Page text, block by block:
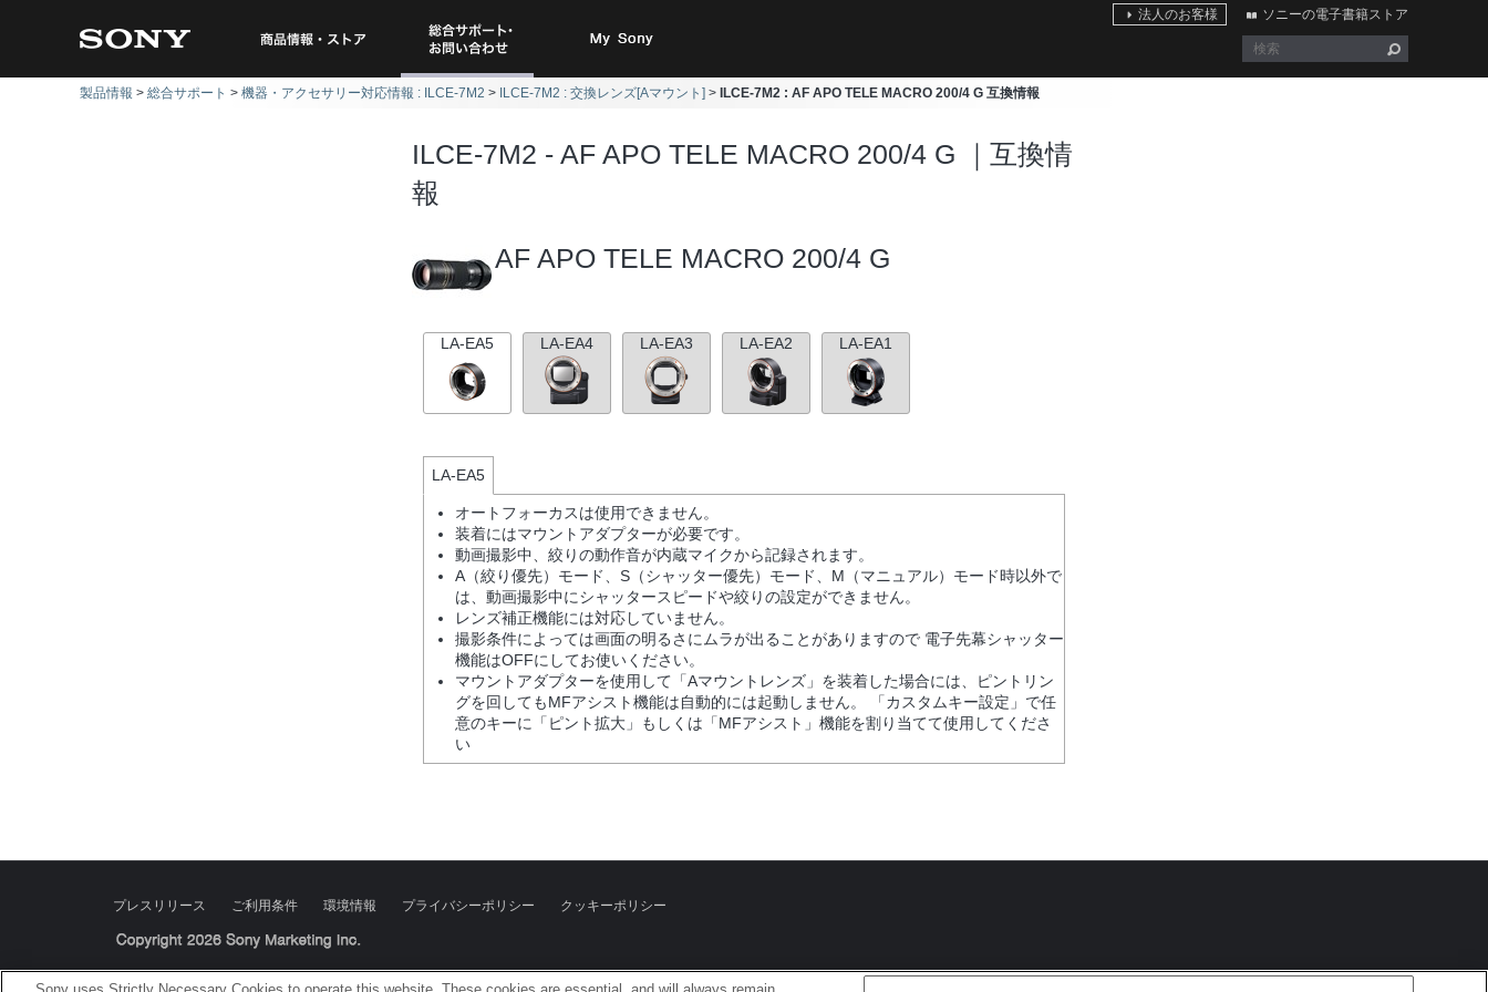
商品情報・ストア
総合サポート・お
My Sony
法人のお客様 ソニーの電子書籍ストア
製品情報 総合サポート 機器・アクセサリー対応情報 : ILCE-7M2 ILCE-7M2 : 交換レンズ[Aマウント] ILCE-7M2 : AF APO TELE MACRO 200/4 G 互換情報
ILCE-7M2 - AF APO TELE MACRO 200/4 G ｜互換情
報
AF APO TELE MACRO 200/4 G
LA-EA5 LA-EA4 LA-EA3 LA-EA2 LA-EA1
LA-EA5
オートフォーカスは使用できません。
装着にはマウントアダプターが必要です。
動画撮影中、絞りの動作音が内蔵マイクから記録されます。
A（絞り優先）モード、S（シャッター優先）モード、M（マニュアル）モード時以外で
は、動画撮影中にシャッタースピードや絞りの設定ができません。
レンズ補正機能には対応していません。
撮影条件によっては画面の明るさにムラが出ることがありますので 電子先幕シャッター
機能はOFFにしてお使いください。
マウントアダプターを使用して「Aマウントレンズ」を装着した場合には、ピントリン
グを回してもMFアシスト機能は自動的には起動しません。 「カスタムキー設定」で任
意のキーに「ピント拡大」もしくは「MFアシスト」機能を割り当てて使用してくださ
い
プレスリリース ご利用条件 環境情報 プライバシーポリシー クッキーポリシー
Sony Corporation, Sony Marketing Inc.